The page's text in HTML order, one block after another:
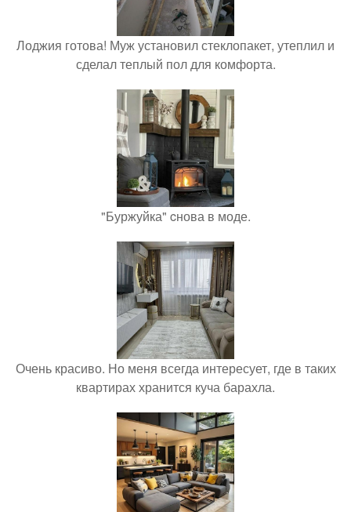
Лоджия готова! Муж установил стеклопакет, утеплил и
сделал теплый пол для комфорта.
"Буржуйка" cнова в моде.
Очень красиво. Но меня всегда интересует, где в таких
квартирах хранится куча барахла.